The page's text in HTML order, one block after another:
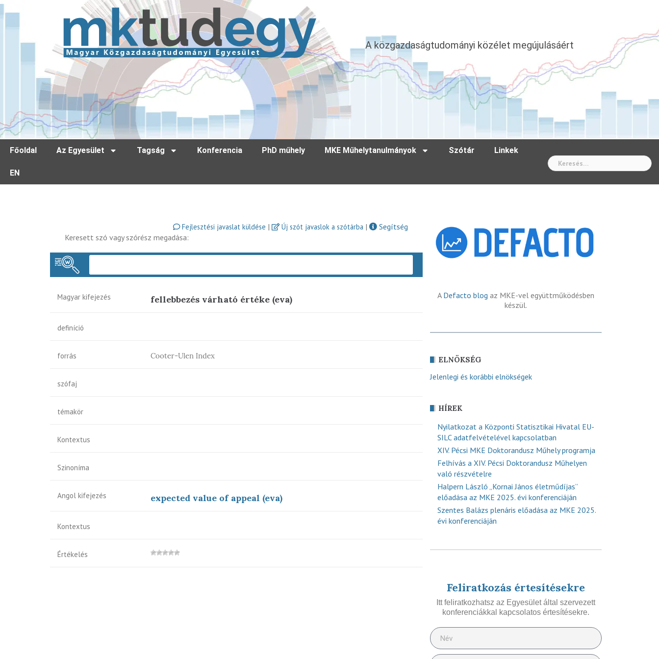
A közgazdaságtudományi közélet megújulásáért
Főoldal Az Egyesület Tagság Konferencia PhD műhely MKE Műhelytanulmányok Szótár Linkek
EN
Fejlesztési javaslat küldése | Új szót javaslok a szótárba |
Segítség
Keresett szó vagy szórész megadása:
Magyar kifejezés fellebbezés várható értéke (eva)
definíció
forrás Cooter-Ulen Index
szófaj
témakör
Kontextus
Szinoníma
Angol kifejezés expected value of appeal (eva)
Kontextus
Értékelés
A Defacto blog az MKE-vel együttműködésben
készül.
ELNÖKSÉG
Jelenlegi és korábbi elnökségek
HÍREK
Nyilatkozat a Központi Statisztikai Hivatal EU-
SILC adatfelvételével kapcsolatban
XIV. Pécsi MKE Doktorandusz Műhely programja
Felhívás a XIV. Pécsi Doktorandusz Műhelyen
való részvételre
Halpern László „Kornai János életműdíjas”
előadása az MKE 2025. évi konferenciáján
Szentes Balázs plenáris előadása az MKE 2025.
évi konferenciáján
Feliratkozás értesítésekre
Itt feliratkozhatsz az Egyesület által szervezett
konferenciákkal kapcsolatos értesítésekre.